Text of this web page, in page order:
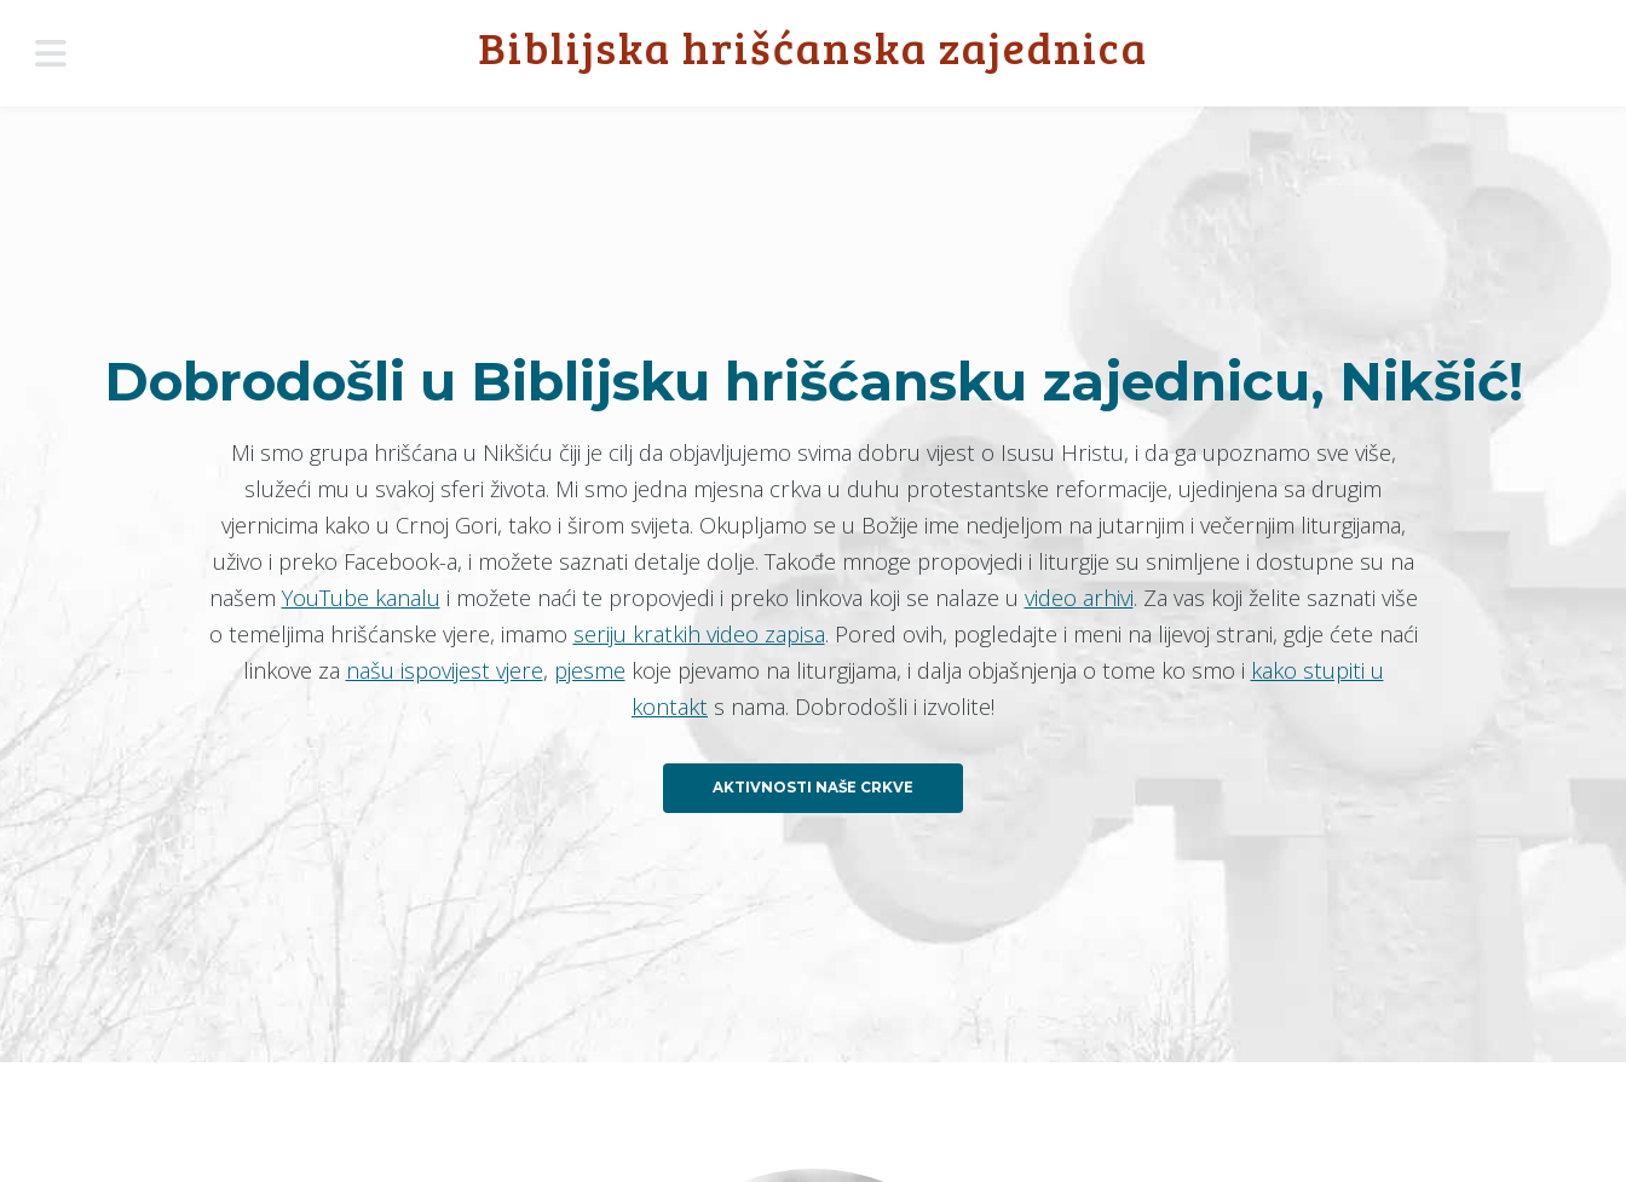
Biblijska hrišćanska zajednica
Dobrodošli u Biblijsku hrišćansku zajednicu, Nikšić!
Mi smo grupa hrišćana u Nikšiću čiji je cilj da objavljujemo svima dobru vijest o Isusu Hristu, i da ga upoznamo sve više,
služeći mu u svakoj sferi života. Mi smo jedna mjesna crkva u duhu protestantske reformacije, ujedinjena sa drugim
vjernicima kako u Crnoj Gori, tako i širom svijeta. Okupljamo se u Božije ime nedjeljom na jutarnjim i večernjim liturgijama,
uživo i preko Facebook-a, i možete saznati detalje dolje. Takođe mnoge propovjedi i liturgije su snimljene i dostupne su na
našemYouTube kanalu i možete naći te propovjedi i preko linkova koji se nalaze u video arhivi. Za vas koji želite saznati više
o temeljima hrišćanske vjere, imamo seriju kratkih video zapisa. Pored ovih, pogledajte i meni na lijevoj strani, gdje ćete naći
linkove za našu ispovijest vjere, pjesme koje pjevamo na liturgijama, i dalja objašnjenja o tome ko smo i kako stupiti u
kontakt s nama. Dobrodošli i izvolite!
AKTIVNOSTI NAŠE CRKVE